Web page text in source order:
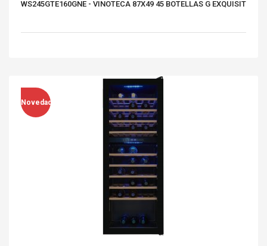
WS245GTE160GNE - VINOTECA 87X49 45 BOTELLAS G EXQUISIT
Novedad